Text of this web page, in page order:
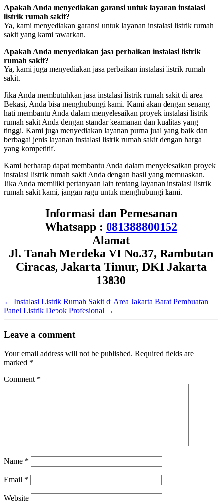
Apakah Anda menyediakan garansi untuk layanan instalasi
listrik rumah sakit?
Ya, kami menyediakan garansi untuk layanan instalasi listrik rumah
sakit yang kami tawarkan.
Apakah Anda menyediakan jasa perbaikan instalasi listrik
rumah sakit?
Ya, kami juga menyediakan jasa perbaikan instalasi listrik rumah
sakit.
Jika Anda membutuhkan jasa instalasi listrik rumah sakit di area
Bekasi, Anda bisa menghubungi kami. Kami akan dengan senang
hati membantu Anda dalam menyelesaikan proyek instalasi listrik
rumah sakit Anda dengan standar keamanan dan kualitas yang
tinggi. Kami juga menyediakan layanan purna jual yang baik dan
berbagai jenis layanan instalasi listrik rumah sakit dengan harga
yang kompetitif.
Kami berharap dapat membantu Anda dalam menyelesaikan proyek
instalasi listrik rumah sakit Anda dengan hasil yang memuaskan.
Jika Anda memiliki pertanyaan lain tentang layanan instalasi listrik
rumah sakit kami, jangan ragu untuk menghubungi kami.
Informasi dan Pemesanan
Whatsapp : 081388800152
Alamat
Jl. Tanah Merdeka VI No.37, Rambutan
Ciracas, Jakarta Timur, DKI Jakarta
13830
← Instalasi Listrik Rumah Sakit di Area Jakarta Barat Pembuatan
Panel Listrik Depok Profesional →
Leave a comment
Your email address will not be published. Required fields are
marked *
Comment *
Name *
Email *
Website